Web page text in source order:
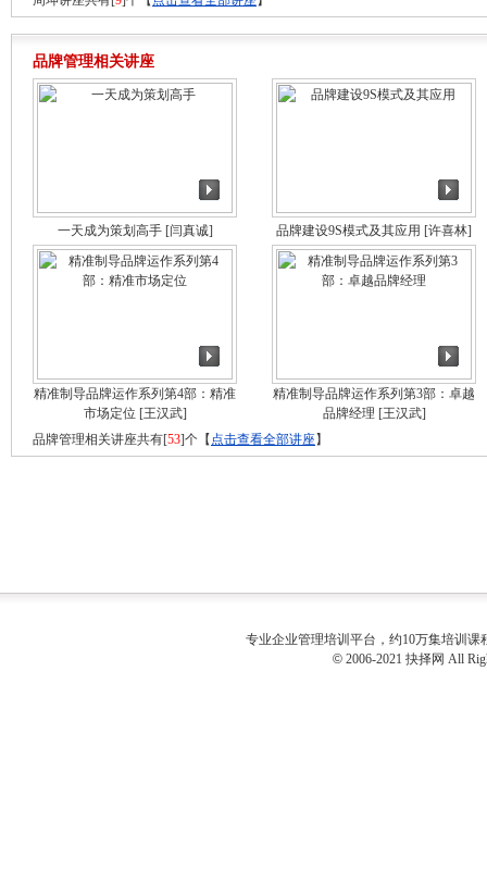
品牌管理相关讲座
一天成为策划高手[闫真诚] 品牌建设9S模式及其应用 [许喜林]
精准制导品牌运作系列第4部：精准
市场定位 [王汉武]
精准制导品牌运作系列第3部：卓越
品牌经理 [王汉武]
品牌管理相关讲座共有[53]个【 点击查看全部讲座】
专业企业管理培训 平台，约10万集培训课
© 2006-2021 抉择网 All